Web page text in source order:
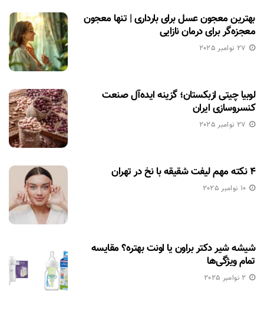
بهترین معجون عسل برای بارداری | تنها معجون
معجزه‌گر برای درمان نازایی
27 نوامبر 2025
لوبیا چیتی ازبکستان؛ گزینه ایده‌آل صنعت
کنسروسازی ایران
27 نوامبر 2025
۴ نکته مهم لیفت شقیقه با نخ در تهران
10 نوامبر 2025
شیشه شیر دکتر براون یا اونت بهتره؟ مقایسه
تمام ویژگی‌ها
2 نوامبر 2025